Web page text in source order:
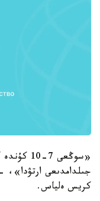
«سوڭعى
جىلدامدىعى ارتۋدا»،
كريس ەلياس.